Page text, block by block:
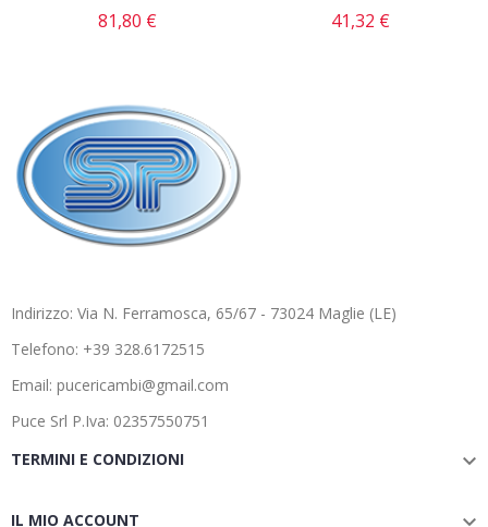
81,80 € 41,32 €
Indirizzo: Via N. Ferramosca, 65/67 - 73024 Maglie (LE)
Telefono: +39 328.6172515
Email: pucericambi@gmail.com
Puce Srl P.Iva: 02357550751
TERMINI E CONDIZIONI

IL MIO ACCOUNT